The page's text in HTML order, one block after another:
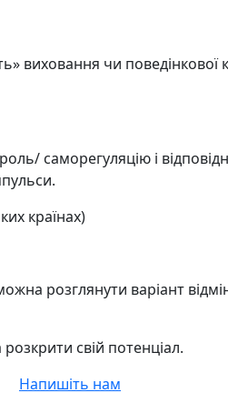
виховання чи поведінкової
саморегуляцію і
країнах)
розглянути варіант
свій потенціал.
Напишіть нам